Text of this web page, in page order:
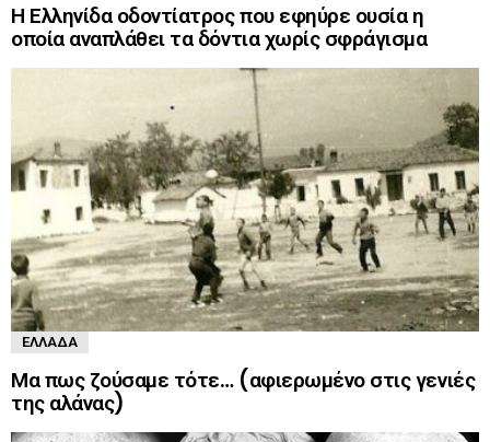
Η Ελληνίδα οδοντίατρος που εφηύρε ουσία η
οποία αναπλάθει τα δόντια χωρίς σφράγισμα
ΕΛΛΆΔΑ
Μα πως ζούσαμε τότε… (αφιερωμένο στις γενιές
της αλάνας)